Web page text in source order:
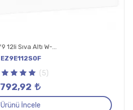
EASY9 12li Sıva Altı W-Otomat Kutusu
EZ9E112S0F
(5)
792,92
Ürünü İncele